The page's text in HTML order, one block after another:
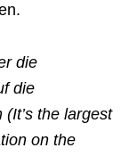
die
die
the largest
on the